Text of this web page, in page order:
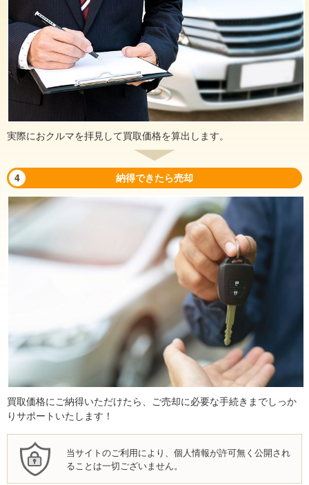
実際におクルマを拝見して買取価格を算出します。
4 納得できたら売却
買取価格にご納得いただけたら、ご売却に必要な手続きまでしっか
りサポートいたします！
当サイトのご利用により、個人情報が許可無く公開され
ることは一切ございません。